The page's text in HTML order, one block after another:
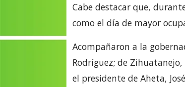
Cabe destacar que,
como el día de mayor
Acompañaron a la
Rodríguez; de
el presidente de Aheta,